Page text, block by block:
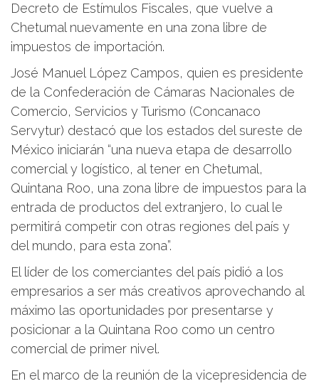
Decreto de Estímulos Fiscales, que vuelve a
Chetumal nuevamente en una zona libre de
impuestos de importación.
José Manuel López Campos, quien es presidente
de la Confederación de Cámaras Nacionales de
Comercio, Servicios y Turismo (Concanaco
Servytur) destacó que los estados del sureste de
México iniciarán “una nueva etapa de desarrollo
comercial y logístico, al tener en Chetumal,
Quintana Roo, una zona libre de impuestos para la
entrada de productos del extranjero, lo cual le
permitirá competir con otras regiones del país y
del mundo, para esta zona”.
El líder de los comerciantes del país pidió a los
empresarios a ser más creativos aprovechando al
máximo las oportunidades por presentarse y
posicionar a la Quintana Roo como un centro
comercial de primer nivel.
En el marco de la reunión de la vicepresidencia de